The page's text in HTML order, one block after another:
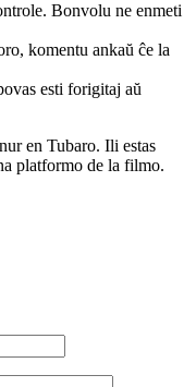
Bonvolu ne enmeti
komentu ankaŭ ĉe la
esti forigitaj aŭ
en Tubaro. Ili estas
platformo de la filmo.